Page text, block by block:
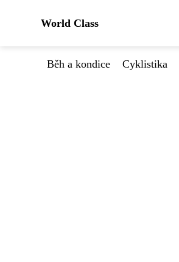
World Class
Běh a kondice Cyklistika